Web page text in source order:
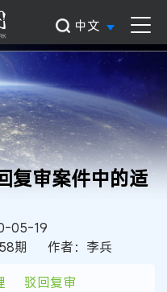
中文
复审案件中的适
05-19
期
作者：李兵
驳回复审